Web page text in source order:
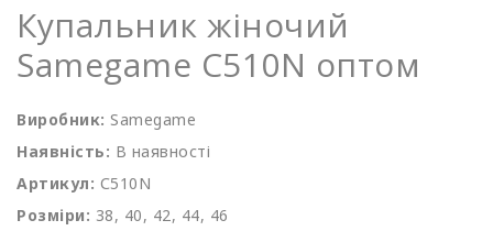
Купальник жіночий
Samegame C510N оптом
Виробник: Samegame
Наявність: В наявності
Артикул: С510N
Розміри: 38, 40, 42, 44, 46